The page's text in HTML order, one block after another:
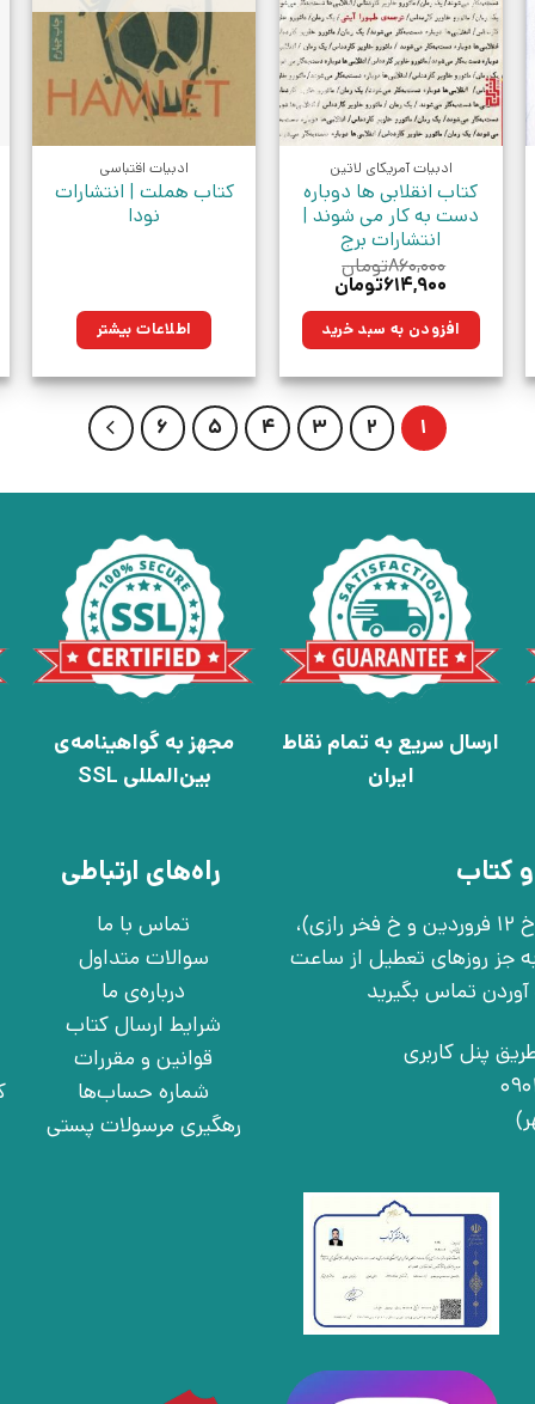
ادبیات آمریکای لاتین
کتاب انقلابی ها دوباره
دست به کار می شوند |
انتشارات برج
۸۶۰,۰۰۰تومان
قیمت
۸۶۰,۰۰۰تومان
بود.
۶۱۴,۹۰۰تومانقیمت
۶۱۴,۹۰۰تومان.افزودن به سبد خرید
ادبیات اقتباسی
کتاب هملت | انتشارات
نودا
اطلاعات بیشتر
1
2
3
4
5
6
ارسال سریع به تمام نقاط
ایران
مجهز به گواهینامه‌ی
بین‌المللی SSL
کتاب
تهران، خ انقلاب، خ 12 فروردین، خ روانمهر شرقی(بین خ 12 فروردین و خ فخر رازی)،
به جز روزهای تعطیل از ساعت
پنل کاربری
راه‌های ارتباطی
تماس با ما
سوالات متداول
درباره‌ی ما
شرایط ارسال کتاب
قوانین و مقررات
شماره حساب‌ها
رهگیری مرسولات پستی